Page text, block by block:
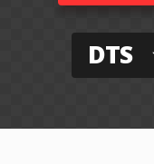
DTS